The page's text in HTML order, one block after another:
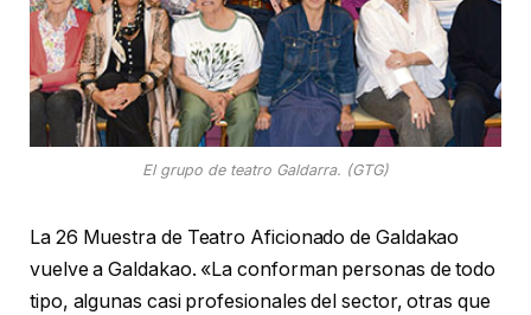
El grupo de teatro Galdarra. (GTG)
La 26 Muestra de Teatro Aficionado de Galdakao
vuelve a Galdakao. «La conforman personas de todo
tipo, algunas casi profesionales del sector, otras que